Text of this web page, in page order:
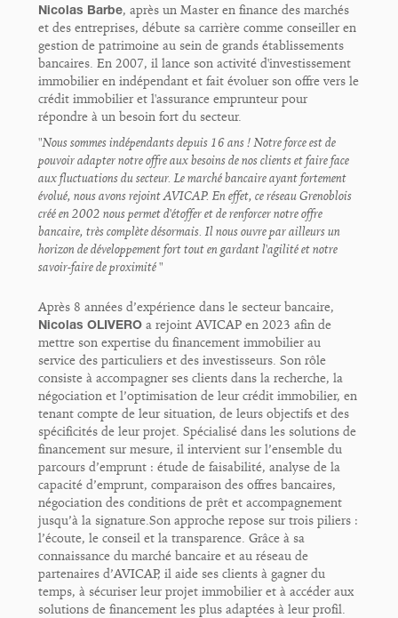
Nicolas Barbe, après un Master en finance des marchés
et des entreprises, débute sa carrière comme conseiller en
gestion de patrimoine au sein de grands établissements
bancaires. En 2007, il lance son activité d'investissement
immobilier en indépendant et fait évoluer son offre vers le
crédit immobilier et l'assurance emprunteur pour
répondre à un besoin fort du secteur.
"Nous sommes indépendants depuis 16 ans ! Notre force est de
pouvoir adapter notre offre aux besoins de nos clients et faire face
aux fluctuations du secteur. Le marché bancaire ayant fortement
évolué, nous avons rejoint AVICAP. En effet, ce réseau Grenoblois
créé en 2002 nous permet d'étoffer et de renforcer notre offre
bancaire, très complète désormais. Il nous ouvre par ailleurs un
horizon de développement fort tout en gardant l'agilité et notre
savoir-faire de proximité "
Après 8 années d’expérience dans le secteur bancaire,
Nicolas OLIVEROa rejoint AVICAP en 2023 afin de
mettre son expertise du financement immobilier au
service des particuliers et des investisseurs. Son rôle
consiste à accompagner ses clients dans la recherche, la
négociation et l’optimisation de leur crédit immobilier, en
tenant compte de leur situation, de leurs objectifs et des
spécificités de leur projet. Spécialisé dans les solutions de
financement sur mesure, il intervient sur l’ensemble du
parcours d’emprunt : étude de faisabilité, analyse de la
capacité d’emprunt, comparaison des offres bancaires,
négociation des conditions de prêt et accompagnement
jusqu’à la signature.Son approche repose sur trois piliers :
l’écoute, le conseil et la transparence. Grâce à sa
connaissance du marché bancaire et au réseau de
partenaires d’AVICAP, il aide ses clients à gagner du
temps, à sécuriser leur projet immobilier et à accéder aux
solutions de financement les plus adaptées à leur profil.